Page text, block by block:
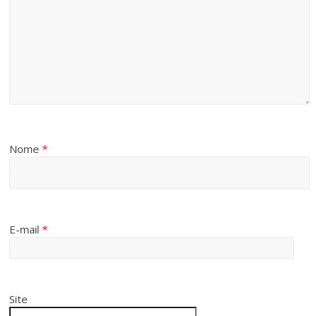
Nome*
E-mail*
Site